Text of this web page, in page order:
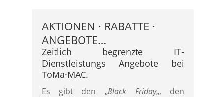
AKTIONEN · RABATTE ·
ANGEBOTE…
Zeitlich begrenzte IT-
Dienstleistungs Angebote bei
ToMa·MAC.
Es gibt den „Black Friday„, den